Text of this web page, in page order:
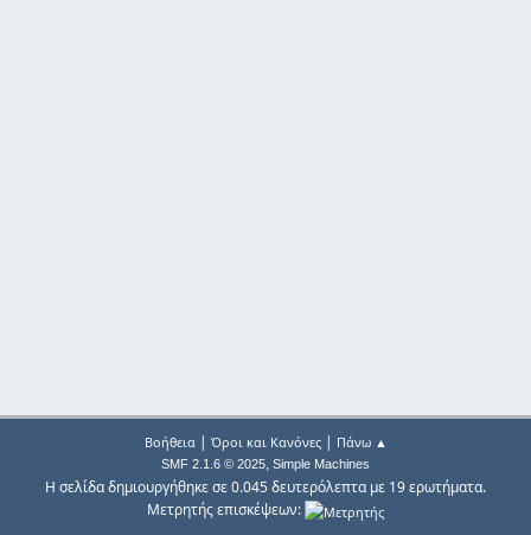
Βοήθεια| Όροι και Κανόνες| Πάνω ▲
SMF 2.1.6 © 2025, Simple Machines
Η σελίδα δημιουργήθηκε σε 0.045 δευτερόλεπτα με 19 ερωτήματα.
Μετρητής επισκέψεων: